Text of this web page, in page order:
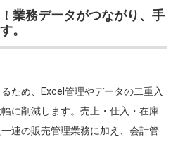
業務データがつながり、手
。
ため、Excel管理やデータの二重入
に削減します。売上・仕入・在庫
連の販売管理業務に加え、会計管